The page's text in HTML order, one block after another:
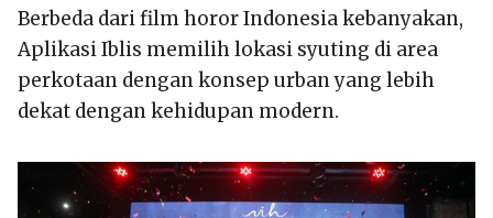
Berbeda dari film horor Indonesia kebanyakan,
Aplikasi Iblis memilih lokasi syuting di area
perkotaan dengan konsep urban yang lebih
dekat dengan kehidupan modern.